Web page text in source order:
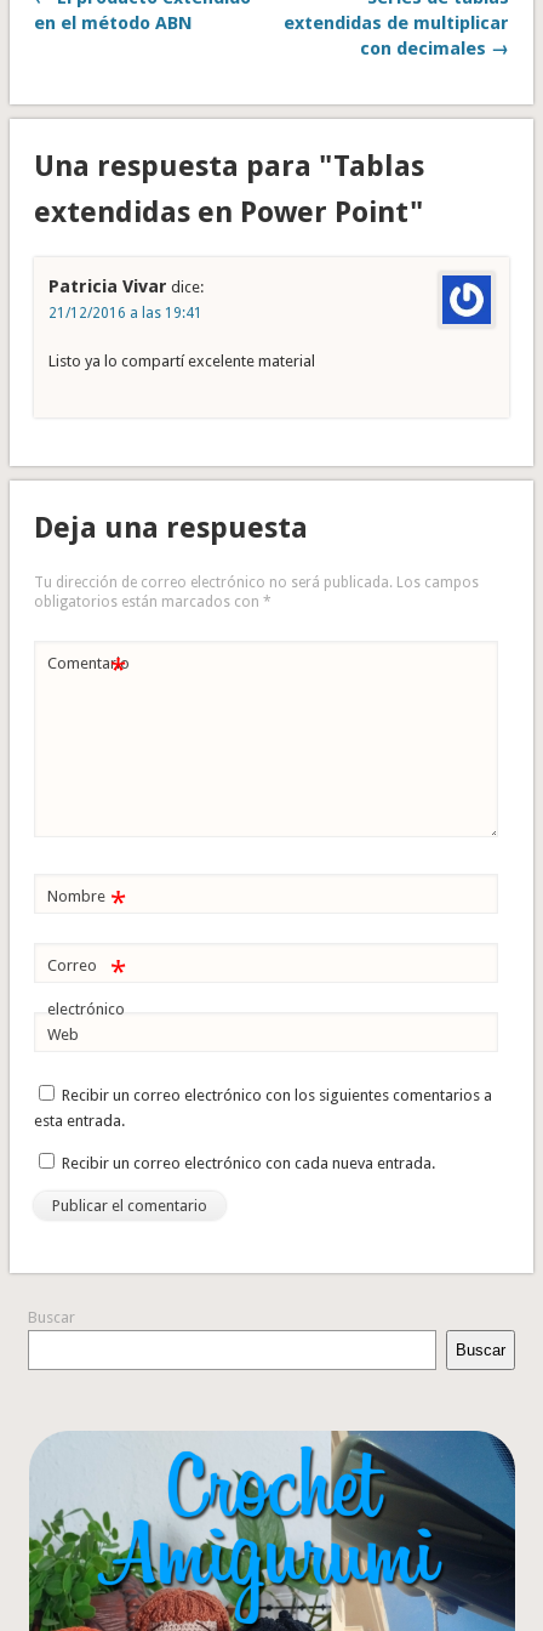
en el método ABN
extendidas de multiplicar
con decimales →
Una respuesta para "Tablas
extendidas en Power Point"
Patricia Vivar dice:
21/12/2016 a las 19:41
Listo ya lo compartí excelente material
Deja una respuesta
Tu dirección de correo electrónico no será publicada. Los campos
obligatorios están marcados con *
Comentario
*
Nombre *
Correo
electrónico
*
Web
Recibir un correo electrónico con los siguientes comentarios a
esta entrada.
Recibir un correo electrónico con cada nueva entrada.
Buscar
Buscar